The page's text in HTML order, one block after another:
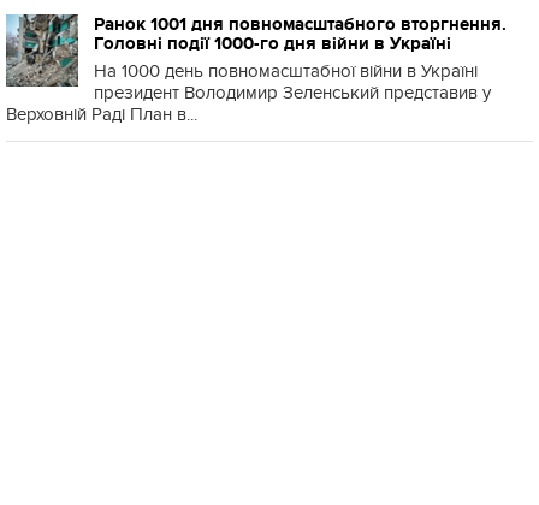
Ранок 1001 дня повномасштабного вторгнення.
Головні події 1000-го дня війни в Україні
На 1000 день повномасштабної війни в Україні
президент Володимир Зеленський представив у
Верховній Раді План в...